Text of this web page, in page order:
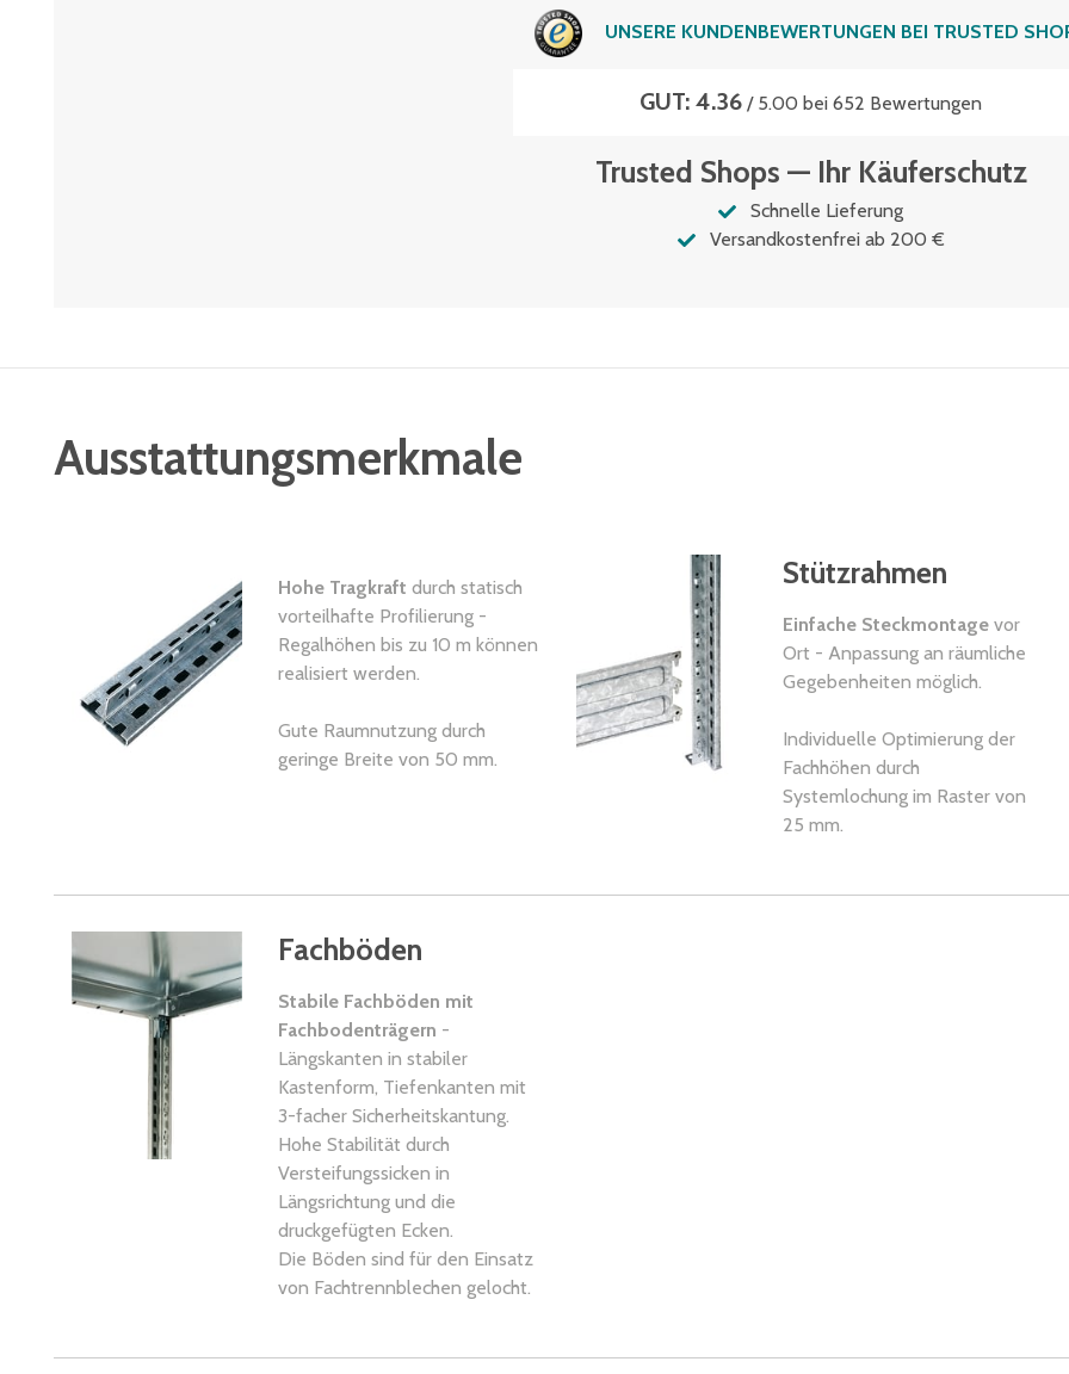
UNSERE KUNDENBEWERTUNGEN BEI TRUSTED
GUT: 4.36 / 5.00 bei 652 Bewertungen
Trusted Shops — Ihr Käuferschutz
Schnelle Lieferung
Versandkostenfrei ab 200 €
Ausstattungsmerkmale
Hohe Tragkraft durch statisch
vorteilhafte Profilierung -
Regalhöhen bis zu 10 m können
realisiert werden.
Gute Raumnutzung durch
geringe Breite von 50 mm.
Stützrahmen
Einfache Steckmontagevor
Ort - Anpassung an räumliche
Gegebenheiten möglich.
Individuelle Optimierung der
Fachhöhen durch
Systemlochung im Raster von
25 mm.
Fachböden
Stabile Fachböden mit
Fachbodenträgern -
Längskanten in stabiler
Kastenform, Tiefenkanten mit
3-facher Sicherheitskantung.
Hohe Stabilität durch
Versteifungssicken in
Längsrichtung und die
druckgefügten Ecken.
Die Böden sind für den Einsatz
von Fachtrennblechen gelocht.